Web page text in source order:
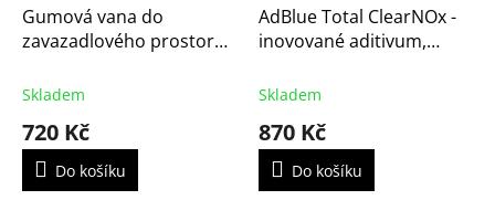
Gumová vana do
zavazadlového prostoru
2020-L1
Skladem
720 Kč
Do košíku
AdBlue Total ClearNOx -
inovované aditivum,
Skladem
870 Kč
Do košíku